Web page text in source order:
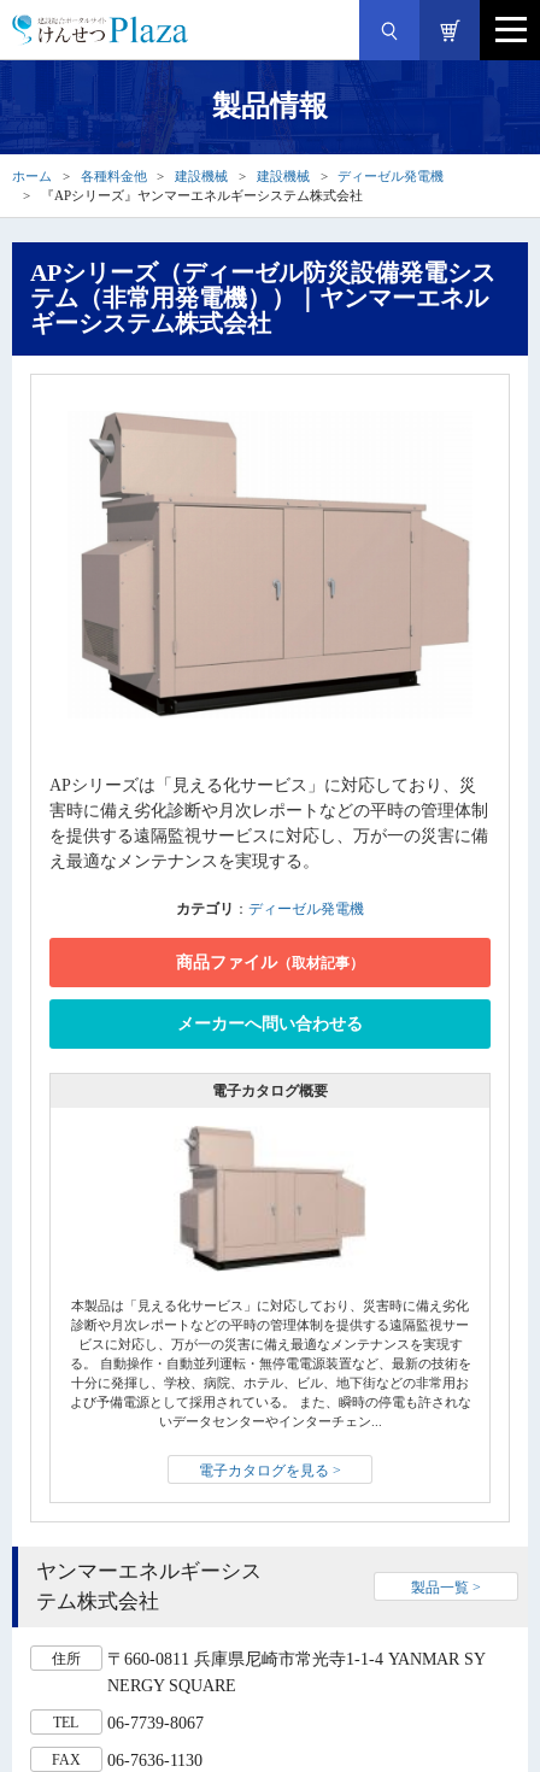
製品情報
ホーム 各種料金他 建設機械 建設機械
ディーゼル発電機
『APシリーズ』ヤンマーエネルギーシステム株式会社
APシリーズ（ディーゼル防災設備発電シス
テム（非常用発電機））｜ヤンマーエネル
ギーシステム株式会社
APシリーズは「見える化サービス」に対応しており、災
害時に備え劣化診断や月次レポートなどの平時の管理体制
を提供する遠隔監視サービスに対応し、万が一の災害に備
え最適なメンテナンスを実現する。
カテゴリ ： ディーゼル発電機
商品ファイル（取材記事）
メーカーへ問い合わせる
電子カタログ概要
本製品は「見える化サービス」に対応しており、災害時に備え劣化
診断や月次レポートなどの平時の管理体制を提供する遠隔監視サー
ビスに対応し、万が一の災害に備え最適なメンテナンスを実現す
る。 自動操作・自動並列運転・無停電電源装置など、最新の技術を
十分に発揮し、学校、病院、ホテル、ビル、地下街などの非常用お
よび予備電源として採用されている。 また、瞬時の停電も許されな
いデータセンターやインターチェン...
電子カタログを見る >
ヤンマーエネルギーシス
テム株式会社
製品一覧 >
住所
〒660-0811 兵庫県尼崎市常光寺1-1-4 YANMAR SY
NERGY SQUARE
TEL 06-7739-8067
FAX 06-7636-1130